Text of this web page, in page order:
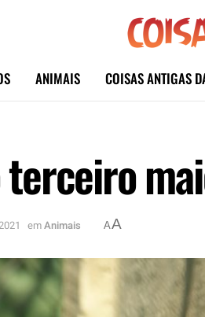
ANIMAIS COISAS ANTIGAS
emAnimais AA